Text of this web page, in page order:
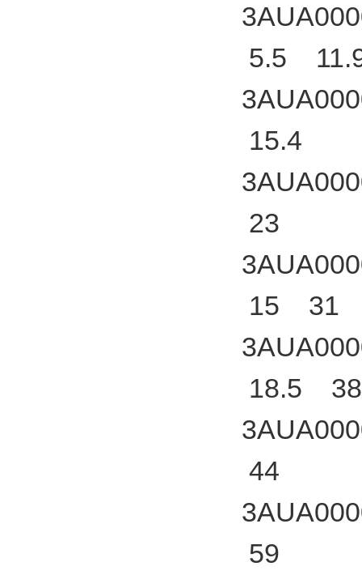
5.5
15.4
23
15 31
18.5 38
44
59